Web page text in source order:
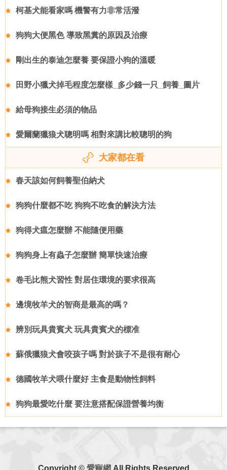
柯基犬能看家嗎 機警有力非常活潑
狗狗大便黑色 導致黑糞的原因及治療
剛出生的泰迪怎麼養 要保證小狗的溫暖
田野小獵犬掉毛程度怎麼樣_多少錢一只_飼養_圖片
給母狗接生必須的物品
愛爾蘭獵狼犬聰明嗎 相對來講比較聰明的狗
大家都在看
春天該如何飼養聖伯納犬
狗狗什麼都不吃 狗狗不吃食的解決方法
狗得犬瘟怎麼辦 不能隨便用藥
狗狗身上有蟲子怎麼辦 簡單快速治療
卷毛比熊犬習性 對居住環境的要求很高
邊境牧羊犬的智商是最高的嗎？
辨別玩具貴賓犬 玩具貴賓犬的標准
蘇俄獵狼犬會咬孩子嗎 對於孩子不是很有耐心
德國牧羊犬喂什麼好 主食是動物性飼料
狗狗最愛吃什麼 要注意搭配保證營養均衡
Copyright © 愛寵網 All Rights Reserved